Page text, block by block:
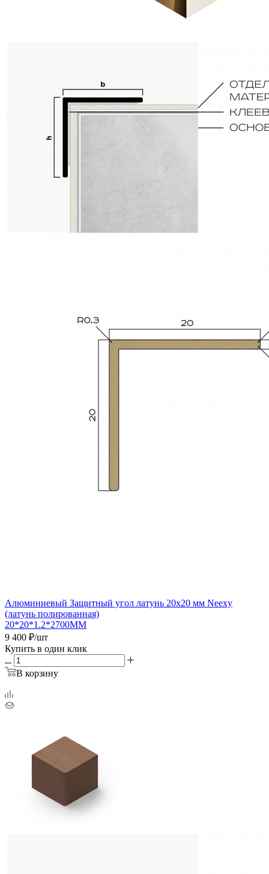
Алюминиевый Защитный угол латунь 20x20 мм Neexy
(латунь полированная)
20*20*1.2*2700ММ
9 400 ₽/шт
Купить в один клик
В корзину